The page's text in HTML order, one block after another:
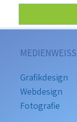
MEDIENWEISS
Grafikdesign
Webdesign
Fotografie